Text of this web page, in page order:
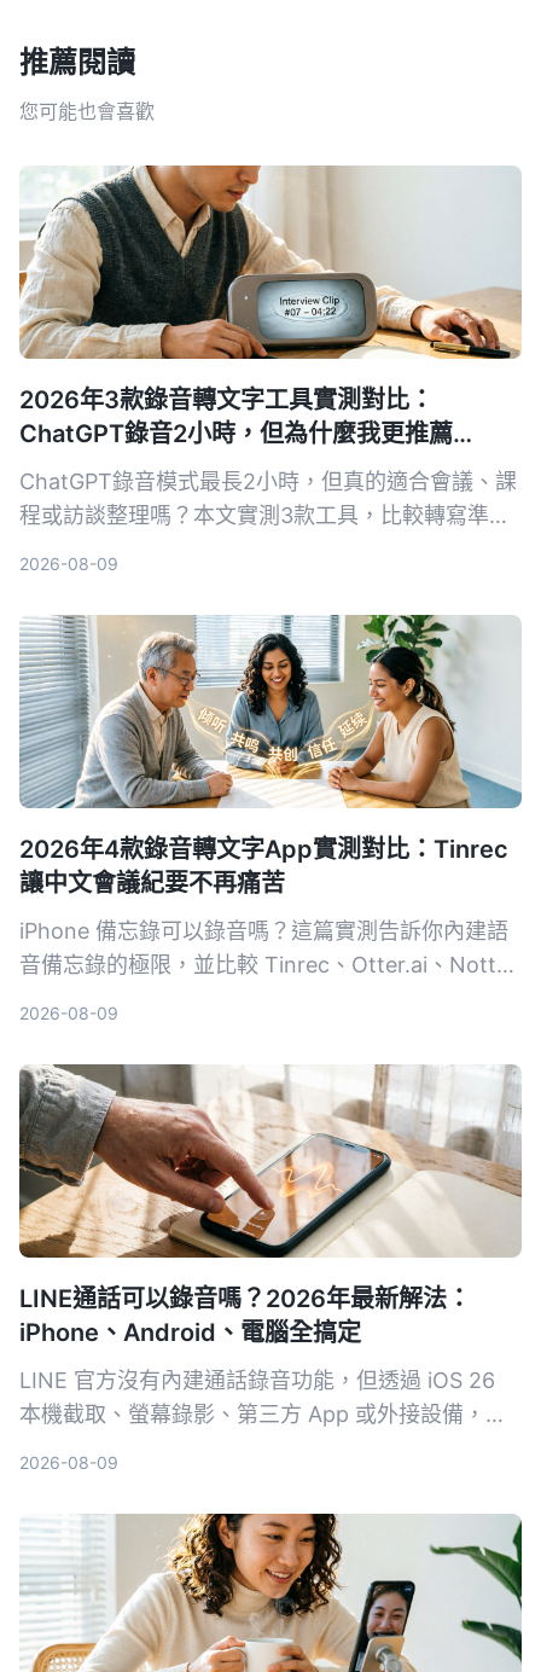
推薦閱讀
您可能也會喜歡
2026年3款錄音轉文字工具實測對比：
ChatGPT錄音2小時，但為什麼我更推薦
Tinrec？
ChatGPT錄音模式最長2小時，但真的適合會議、課
程或訪談整理嗎？本文實測3款工具，比較轉寫準確
2026-08-09
2026年4款錄音轉文字App實測對比：Tinrec
讓中文會議紀要不再痛苦
iPhone 備忘錄可以錄音嗎？這篇實測告訴你內建語
音備忘錄的極限，並比較 Tinrec、Otter.ai、Notta
2026-08-09
LINE通話可以錄音嗎？2026年最新解法：
iPhone、Android、電腦全搞定
LINE 官方沒有內建通話錄音功能，但透過 iOS 26
本機截取、螢幕錄影、第三方 App 或外接設備，一
2026-08-09